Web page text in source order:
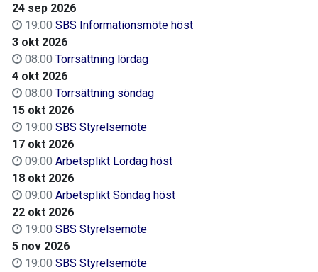
24 sep 2026
19:00 SBS Informationsmöte höst
3 okt 2026
08:00 Torrsättning lördag
4 okt 2026
08:00 Torrsättning söndag
15 okt 2026
19:00 SBS Styrelsemöte
17 okt 2026
09:00 Arbetsplikt Lördag höst
18 okt 2026
09:00 Arbetsplikt Söndag höst
22 okt 2026
19:00 SBS Styrelsemöte
5 nov 2026
19:00 SBS Styrelsemöte